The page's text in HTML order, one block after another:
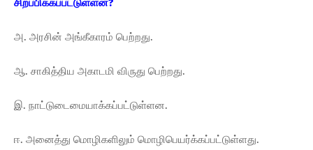
சிறப்பிக்கப்பட்டுள்ளன?
அ. அரசின் அங்கீகாரம் பெற்றது.
ஆ. சாகித்திய அகாடமி விருது பெற்றது.
இ. நாட்டுடைமையாக்கப்பட்டுள்ளன.
ஈ. அனைத்து மொழிகளிலும் மொழிபெயர்க்கப்பட்டுள்ளது.